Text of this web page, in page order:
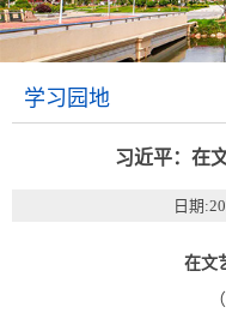
学习园地
习近平：在
日期
在文